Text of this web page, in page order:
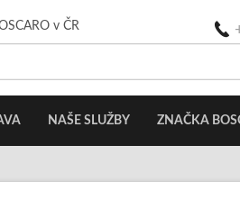
v ČR
NAŠE SLUŽBY ZNAČKA